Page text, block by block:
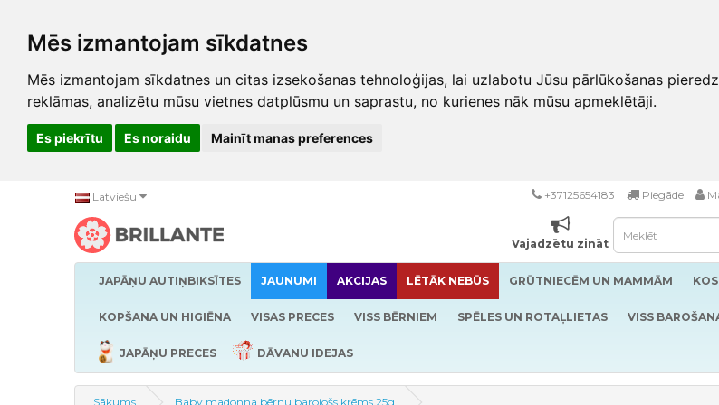
Mēs izmantojam sīkdatnes
Mēs izmantojam sīkdatnes un citas izsekošanas tehnoloģijas, lai uzlabotu Jūsu pārlūkošanas
reklāmas, analizētu mūsu vietnes datplūsmu un saprastu, no kurienes nāk mūsu apmeklētāji.
Es piekrītu Es noraidu Mainīt manas preferences
Latviešu +37125654183 Piegāde
Vajadzētu zināt
JAPĀŅU AUTIŅBIKSĪTES JAUNUMI AKCIJAS LĒTĀK NEBŪS GRŪTNIECĒM UN MAMMĀM
KOPŠANA UN HIGIĒNA VISAS PRECES VISS BĒRNIEM SPĒLES UN ROTAĻLIETAS VISS
JAPĀŅU PRECES DĀVANU IDEJAS
Sākums Baby madonna bērnu barojošs krēms 25g